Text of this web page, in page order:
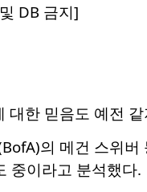
DB 금지]
대한 믿음도 예전
의 메건 스위
중이라고 분석했다.